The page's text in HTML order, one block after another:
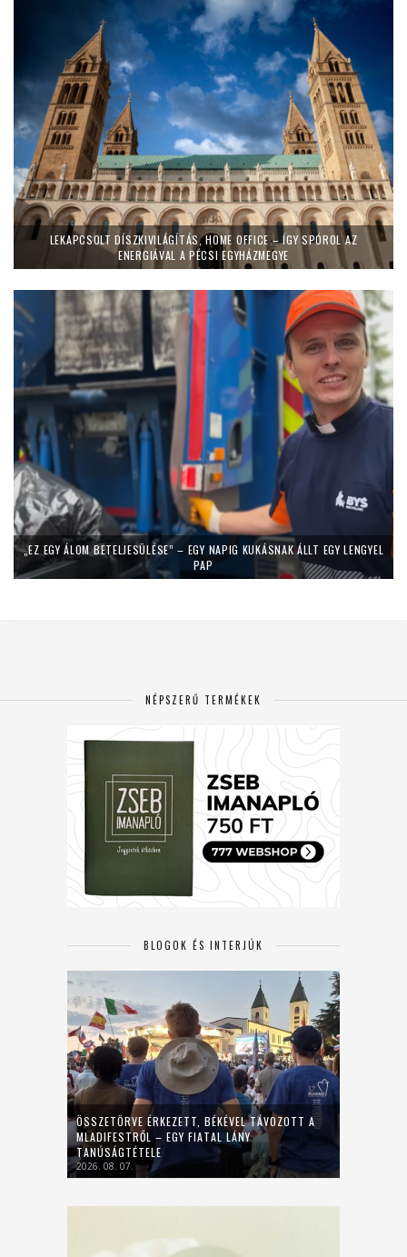
LEKAPCSOLT DÍSZKIVILÁGÍTÁS, HOME OFFICE – ÍGY SPÓROL AZ
ENERGIÁVAL A PÉCSI EGYHÁZMEGYE
„EZ EGY ÁLOM BETELJESÜLÉSE” – EGY NAPIG KUKÁSNAK ÁLLT EGY LENGYEL
PAP
NÉPSZERŰ TERMÉKEK
BLOGOK ÉS INTERJÚK
ÖSSZETÖRVE ÉRKEZETT, BÉKÉVEL TÁVOZOTT A
MLADIFESTRŐL – EGY FIATAL LÁNY
TANÚSÁGTÉTELE
2026. 08. 07.